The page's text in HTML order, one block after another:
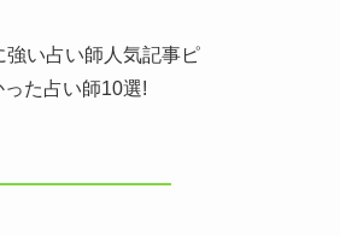
い占い師人気記事ピ
た占い師10選!